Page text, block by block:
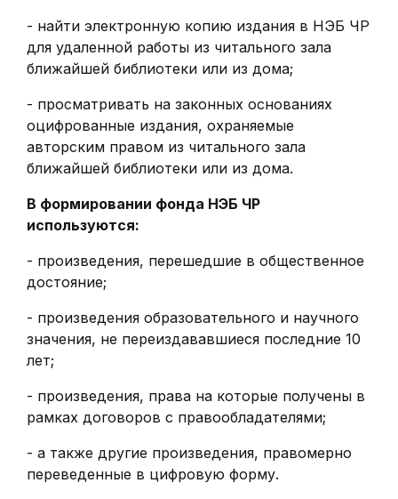
- найти электронную копию издания в НЭБ ЧР
для удаленной работы из читального зала
ближайшей библиотеки или из дома;
- просматривать на законных основаниях
оцифрованные издания, охраняемые
авторским правом из читального зала
ближайшей библиотеки или из дома.
В формировании фонда НЭБ ЧР
используются:
- произведения, перешедшие в общественное
достояние;
- произведения образовательного и научного
значения, не переиздававшиеся последние 10
лет;
- произведения, права на которые получены в
рамках договоров с правообладателями;
- а также другие произведения, правомерно
переведенные в цифровую форму.